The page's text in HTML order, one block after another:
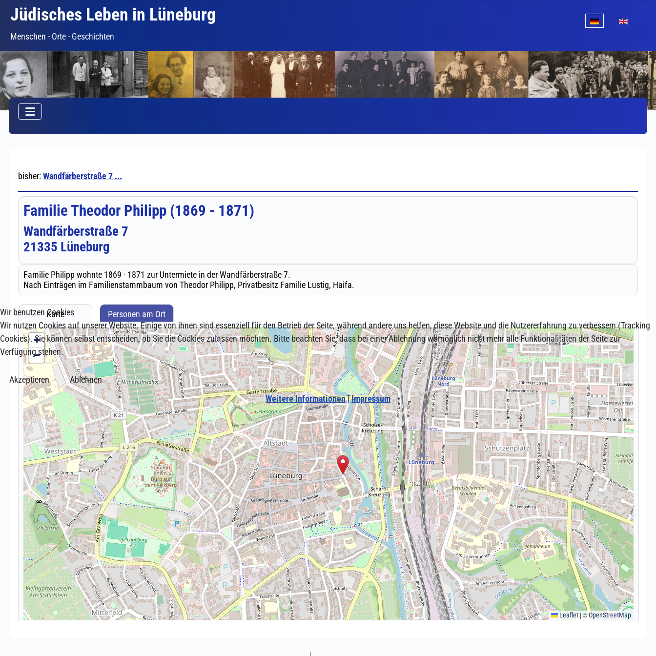
Jüdisches Leben in Lüneburg
Menschen - Orte - Geschichten
Wir benutzen Cookies
Wir nutzen Cookies auf unserer Website. Einige von ihnen sind essenziell für den Betrieb der Seite, während andere uns helfen, diese Website und die Nutzererfahrung zu verbessern (Tracking
Cookies). Sie können selbst entscheiden, ob Sie die Cookies zulassen möchten. Bitte beachten Sie, dass bei einer Ablehnung womöglich nicht mehr alle Funktionalitäten der Seite zur
Verfügung stehen.
Akzeptieren
Ablehnen
Weitere Informationen|Impressum